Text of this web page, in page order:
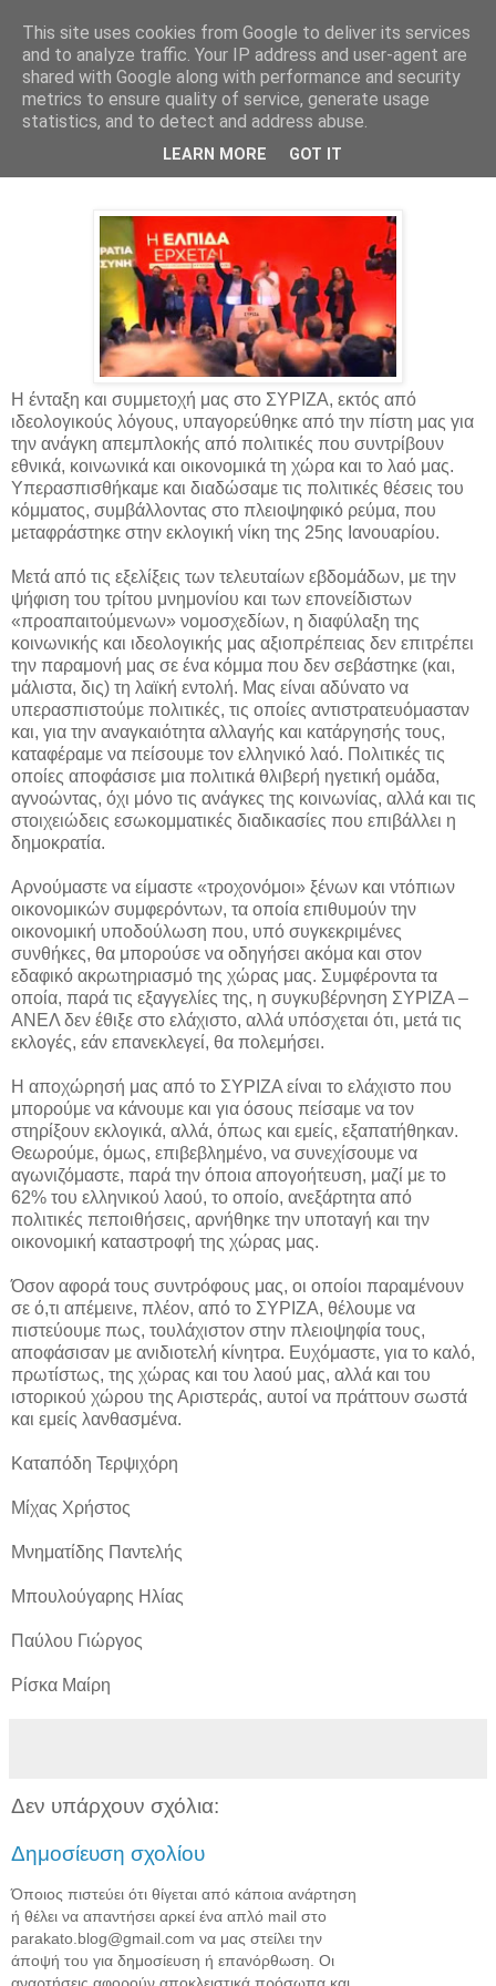
Parakato.gr
ΔΗΛΩΣΗ ΑΠΟΧΩΡΗΣΗΣ ΜΕΛΩΝ
ΣΥΡΙΖΑ ΛΟΥΤΡΑΚΙΟΥ
Η ένταξη και συμμετοχή μας στο ΣΥΡΙΖΑ, εκτός από
ιδεολογικούς λόγους, υπαγορεύθηκε από την πίστη μας για
την ανάγκη απεμπλοκής από πολιτικές που συντρίβουν
εθνικά, κοινωνικά και οικονομικά τη χώρα και το λαό μας.
Υπερασπισθήκαμε και διαδώσαμε τις πολιτικές θέσεις του
κόμματος, συμβάλλοντας στο πλειοψηφικό ρεύμα, που
μεταφράστηκε στην εκλογική νίκη της 25ης Ιανουαρίου.
Μετά από τις εξελίξεις των τελευταίων εβδομάδων, με την
ψήφιση του τρίτου μνημονίου και των επονείδιστων
«προαπαιτούμενων» νομοσχεδίων, η διαφύλαξη της
κοινωνικής και ιδεολογικής μας αξιοπρέπειας δεν επιτρέπει
την παραμονή μας σε ένα κόμμα που δεν σεβάστηκε (και,
μάλιστα, δις) τη λαϊκή εντολή. Μας είναι αδύνατο να
υπερασπιστούμε πολιτικές, τις οποίες αντιστρατευόμασταν
και, για την αναγκαιότητα αλλαγής και κατάργησής τους,
καταφέραμε να πείσουμε τον ελληνικό λαό. Πολιτικές τις
οποίες αποφάσισε μια πολιτικά θλιβερή ηγετική ομάδα,
αγνοώντας, όχι μόνο τις ανάγκες της κοινωνίας, αλλά και τις
στοιχειώδεις εσωκομματικές διαδικασίες που επιβάλλει η
δημοκρατία.
Αρνούμαστε να είμαστε «τροχονόμοι» ξένων και ντόπιων
οικονομικών συμφερόντων, τα οποία επιθυμούν την
οικονομική υποδούλωση που, υπό συγκεκριμένες
συνθήκες, θα μπορούσε να οδηγήσει ακόμα και στον
εδαφικό ακρωτηριασμό της χώρας μας. Συμφέροντα τα
οποία, παρά τις εξαγγελίες της, η συγκυβέρνηση ΣΥΡΙΖΑ –
ΑΝΕΛ δεν έθιξε στο ελάχιστο, αλλά υπόσχεται ότι, μετά τις
εκλογές, εάν επανεκλεγεί, θα πολεμήσει.
Η αποχώρησή μας από το ΣΥΡΙΖΑ είναι το ελάχιστο που
μπορούμε να κάνουμε και για όσους πείσαμε να τον
στηρίξουν εκλογικά, αλλά, όπως και εμείς, εξαπατήθηκαν.
Θεωρούμε, όμως, επιβεβλημένο, να συνεχίσουμε να
αγωνιζόμαστε, παρά την όποια απογοήτευση, μαζί με το
62% του ελληνικού λαού, το οποίο, ανεξάρτητα από
πολιτικές πεποιθήσεις, αρνήθηκε την υποταγή και την
οικονομική καταστροφή της χώρας μας.
Όσον αφορά τους συντρόφους μας, οι οποίοι παραμένουν
σε ό,τι απέμεινε, πλέον, από το ΣΥΡΙΖΑ, θέλουμε να
πιστεύουμε πως, τουλάχιστον στην πλειοψηφία τους,
αποφάσισαν με ανιδιοτελή κίνητρα. Ευχόμαστε, για το καλό,
πρωτίστως, της χώρας και του λαού μας, αλλά και του
ιστορικού χώρου της Αριστεράς, αυτοί να πράττουν σωστά
και εμείς λανθασμένα.
Καταπόδη Τερψιχόρη
Μίχας Χρήστος
Μνηματίδης Παντελής
Μπουλούγαρης Ηλίας
Παύλου Γιώργος
Ρίσκα Μαίρη
Δεν υπάρχουν σχόλια:
Δημοσίευση σχολίου
Όποιος πιστεύει ότι θίγεται από κάποια ανάρτηση
ή θέλει να απαντήσει αρκεί ένα απλό mail στο
parakato.blog@gmail.com να μας στείλει την
άποψή του για δημοσίευση ή επανόρθωση. Οι
αναρτήσεις αφορούν αποκλειστικά πρόσωπα και
This site uses cookies from Google to deliver its services
and to analyze traffic. Your IP address and user-agent are
shared with Google along with performance and security
metrics to ensure quality of service, generate usage
statistics, and to detect and address abuse.
LEARN MORE GOT IT